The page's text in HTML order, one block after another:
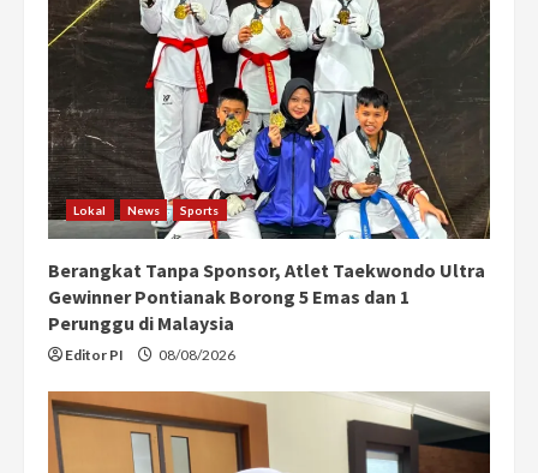
a
d
i
n
g Lokal News Sports
Berangkat Tanpa Sponsor, Atlet Taekwondo Ultra
Gewinner Pontianak Borong 5 Emas dan 1
Perunggu di Malaysia
Editor PI 08/08/2026